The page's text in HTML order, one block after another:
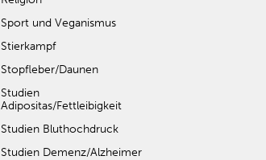
Sport und Veganismus
Stierkampf
Stopfleber/Daunen
Studien
Adipositas/Fettleibigkeit
Studien Bluthochdruck
Studien Demenz/Alzheimer